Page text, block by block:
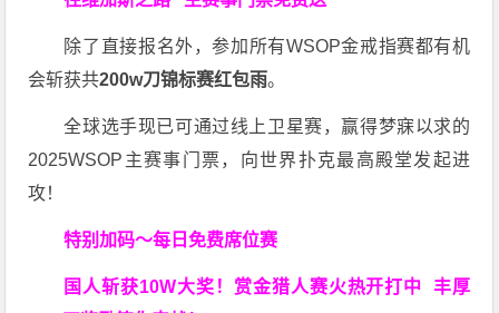
除了直接报名外，参加所有WSOP金戒指赛都有机
会斩获共200w刀锦标赛红包雨。
全球选手现已可通过线上卫星赛，赢得梦寐以求的
2025WSOP主赛事门票，向世界扑克最高殿堂发起进
攻！
特别加码～每日免费席位赛
国人斩获10W大奖！ 赏金猎人赛火热开打中 丰厚